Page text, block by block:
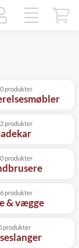
produkter
produkter
produkter
& vægge
produkter
produkter